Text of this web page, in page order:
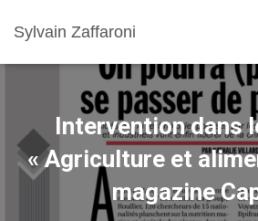
Sylvain Zaffaroni
Intervention dans
« Agriculture et
magazine